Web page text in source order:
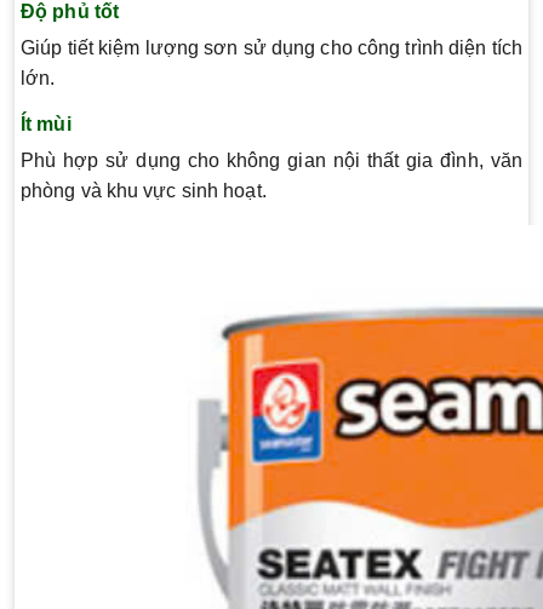
Độ phủ tốt
Giúp tiết kiệm lượng sơn sử dụng cho công trình diện tích
lớn.
Ít mùi
Phù hợp sử dụng cho không gian nội thất gia đình, văn
phòng và khu vực sinh hoạt.